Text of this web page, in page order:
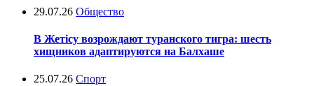
29.07.26 Общество
В Жетісу возрождают туранского тигра: шесть
хищников адаптируются на Балхаше
25.07.26 Спорт